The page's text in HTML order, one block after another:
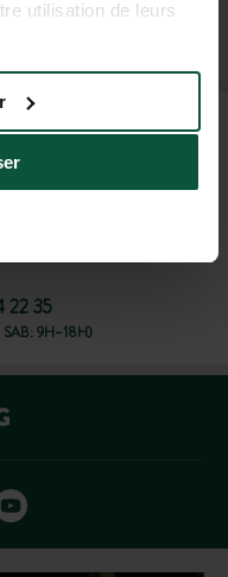
utilisation de leurs
NEWSLETTER
22 35
9H–18H)